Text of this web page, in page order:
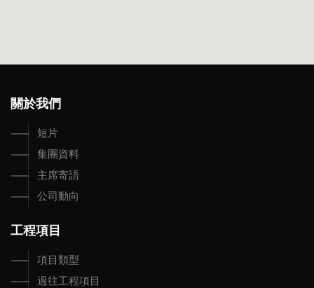
關於我們
短片
集團資料
主席寄語
公司動向
工程項目
項目類型
過往工程項目